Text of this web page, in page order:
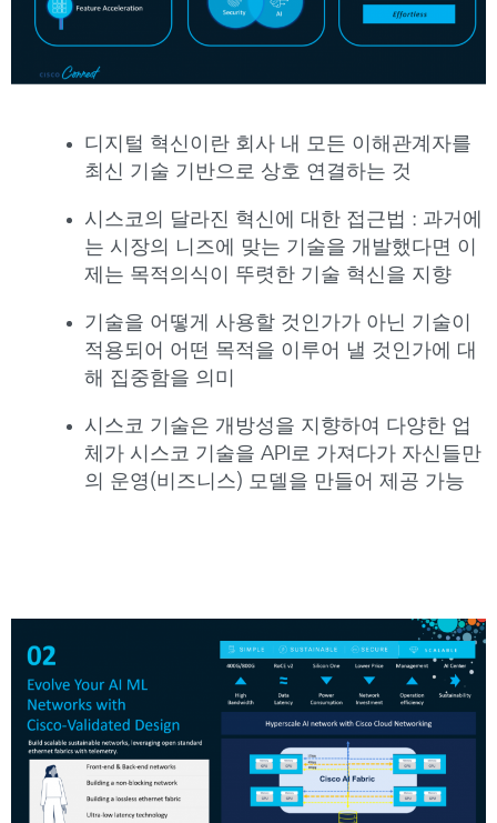
디지털 혁신이란 회사 내 모든 이해관계자를
최신 기술 기반으로 상호 연결하는 것
시스코의 달라진 혁신에 대한 접근법 : 과거에
는 시장의 니즈에 맞는 기술을 개발했다면 이
제는 목적의식이 뚜렷한 기술 혁신을 지향
기술을 어떻게 사용할 것인가가 아닌 기술이
적용되어 어떤 목적을 이루어 낼 것인가에 대
해 집중함을 의미
시스코 기술은 개방성을 지향하여 다양한 업
체가 시스코 기술을 API로 가져다가 자신들만
의 운영(비즈니스) 모델을 만들어 제공 가능